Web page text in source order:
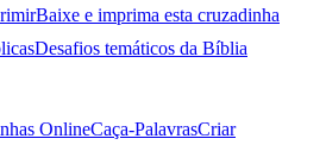
Baixe e imprima esta cruzadinha
Desafios temáticos da Bíblia
OnlineCaça-PalavrasCriar